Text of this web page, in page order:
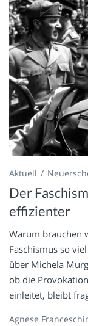
Aktuell
Der
effizienter
Warum brauchen
Faschismus so
über Michela
ob die
einleitet, bleibt
Agnese